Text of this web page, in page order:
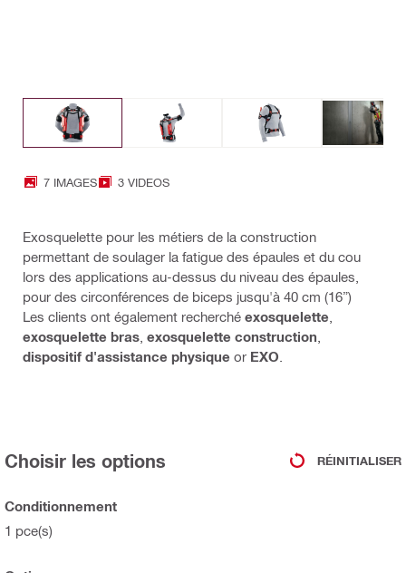
7 IMAGES 3 VIDEOS
Exosquelette pour les métiers de la construction
permettant de soulager la fatigue des épaules et du cou
lors des applications au-dessus du niveau des épaules,
pour des circonférences de biceps jusqu'à 40 cm (16”)
Les clients ont également recherché exosquelette
exosquelette bras exosquelette construction
dispositif d'assistance physique or EXO
Choisir les options RÉINITIALISER
Conditionnement
1 pce(s)